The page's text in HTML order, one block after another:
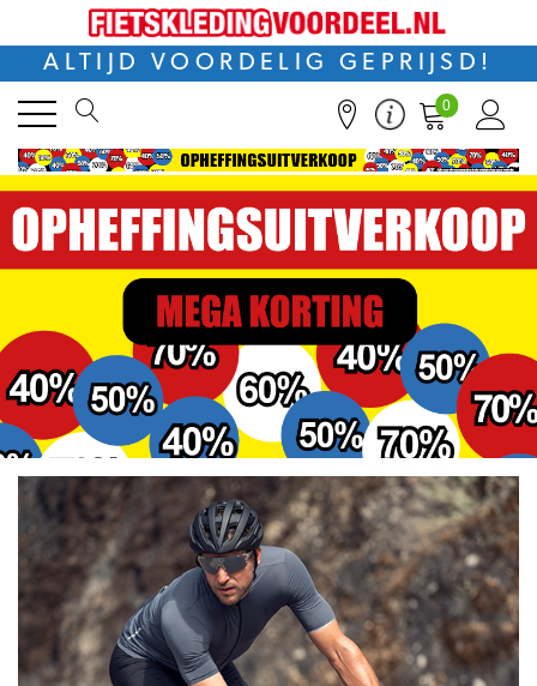
ALTIJD VOORDELIG GEPRIJSD!
0